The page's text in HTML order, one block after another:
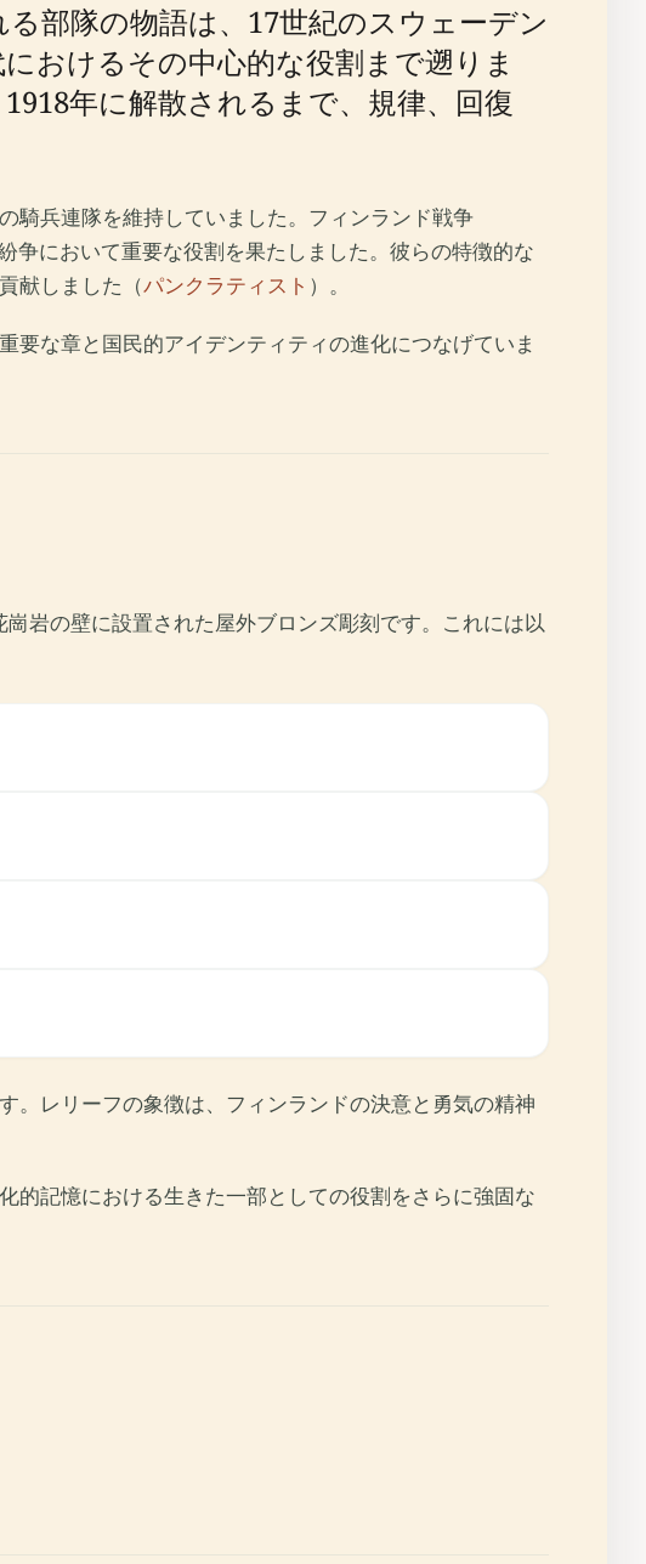
部隊の物語は、17世紀のスウェーデン
おけるその中心的な役割まで遡りま
年に解散されるまで、規律、回復
騎兵連隊を維持していました。フィンランド戦争
争において重要な役割を果たしました。彼らの特徴的な
献しました（パンクラティスト ）。
な章と国民的アイデンティティの進化につなげていま
岩の壁に設置された屋外ブロンズ彫刻です。これには以
。レリーフの象徴は、フィンランドの決意と勇気の精神
的記憶における生きた一部としての役割をさらに強固な